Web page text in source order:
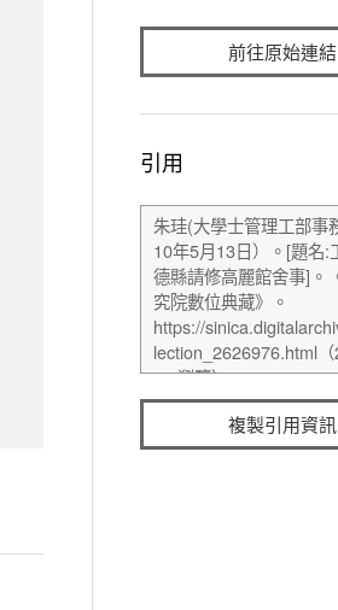
前往原始連結
引用
複製引用資訊